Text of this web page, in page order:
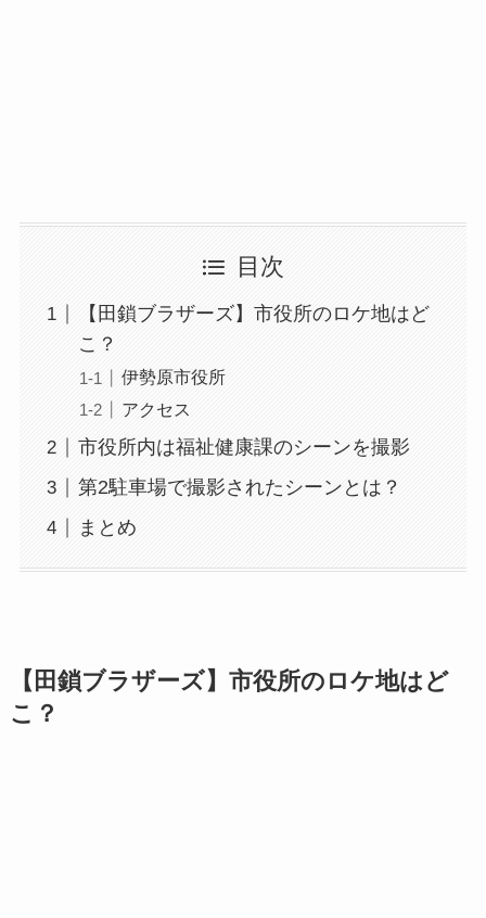
目次
【田鎖ブラザーズ】市役所のロケ地はど
こ？
伊勢原市役所
アクセス
市役所内は福祉健康課のシーンを撮影
第2駐車場で撮影されたシーンとは？
まとめ
【田鎖ブラザーズ】市役所のロケ地はど
こ？